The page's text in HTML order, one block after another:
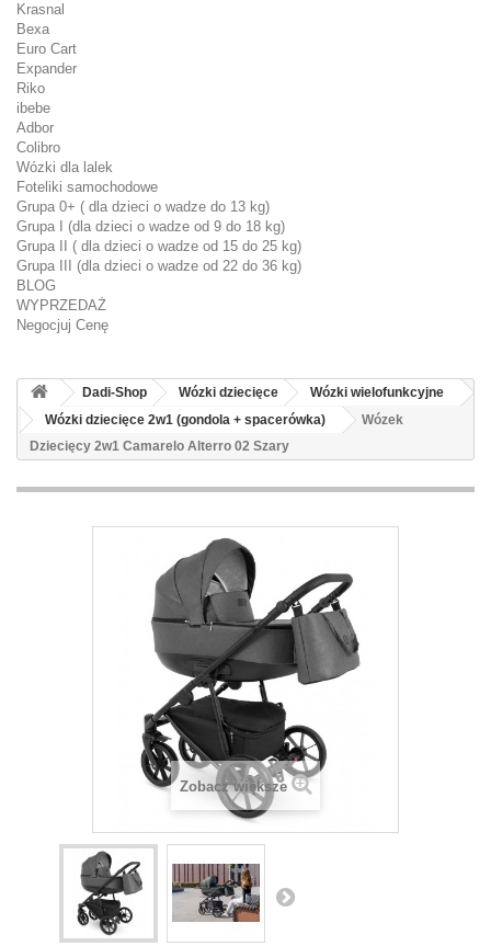
Krasnal
Bexa
Euro Cart
Expander
Riko
ibebe
Adbor
Colibro
Wózki dla lalek
Foteliki samochodowe
Grupa 0+ ( dla dzieci o wadze do 13 kg)
Grupa I (dla dzieci o wadze od 9 do 18 kg)
Grupa II ( dla dzieci o wadze od 15 do 25 kg)
Grupa III (dla dzieci o wadze od 22 do 36 kg)
BLOG
WYPRZEDAŻ
Negocjuj Cenę
Dadi-Shop Wózki dziecięce
Wózki wielofunkcyjne
Wózki dziecięce 2w1 (gondola + spacerówka)
Wózek
Dziecięcy 2w1 Camarelo Alterro 02 Szary
Zobacz większe